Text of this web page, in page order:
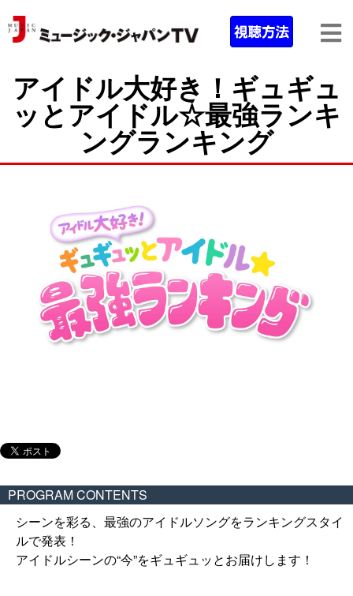
アイドル大好き！ギュギュ
ッとアイドル☆最強ランキ
ングランキング
PROGRAM CONTENTS
シーンを彩る、最強のアイドルソングをランキングスタイ
ルで発表！
アイドルシーンの“今”をギュギュッとお届けします！